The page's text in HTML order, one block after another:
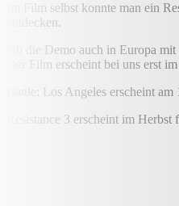
Im Film selbst konnte man ein
entdecken.
Ob die Demo auch in Europa
Der Film erscheint bei uns erst
Battle: Los Angeles erscheint
Resistance 3 erscheint im